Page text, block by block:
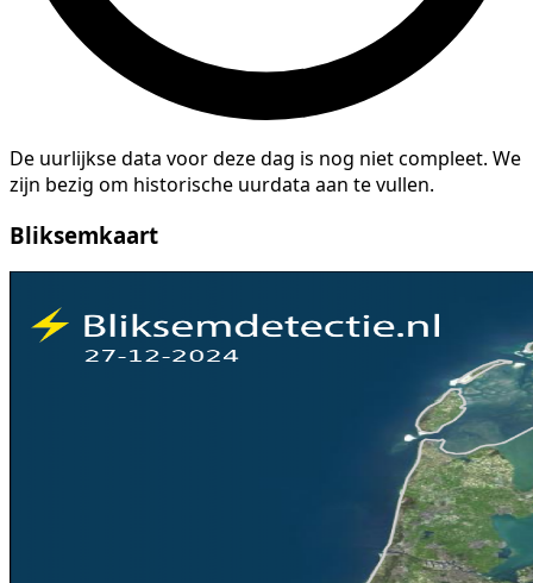
De uurlijkse data voor deze dag is nog niet compleet. We
zijn bezig om historische uurdata aan te vullen.
Bliksemkaart